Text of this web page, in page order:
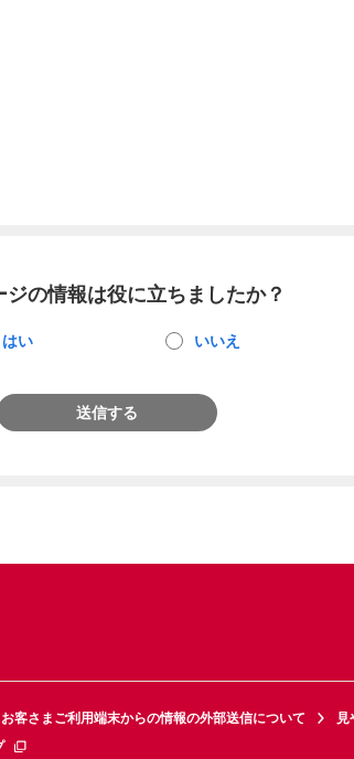
ジの情報は役に立ちましたか？
はい いいえ
送信する
お客さまご利用端末からの情報の外部送信について
見